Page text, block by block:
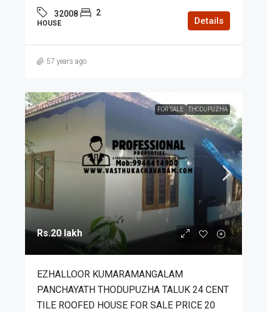
32008 2
HOUSE Details
57 years ago
FOR SALE THODUPUZHA
Rs.20 lakh
EZHALLOOR KUMARAMANGALAM
PANCHAYATH THODUPUZHA TALUK 24 CENT
TILE ROOFED HOUSE FOR SALE PRICE 20